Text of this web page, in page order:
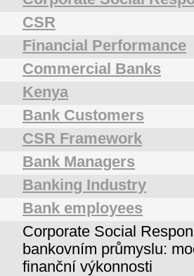
CSR
Financial Performance
Commercial Banks
Kenya
Bank Customers
CSR Framework
Bank Managers
Banking Industry
Bank employees
Corporate Social
bankovním průmyslu:
finanční výkonnosti